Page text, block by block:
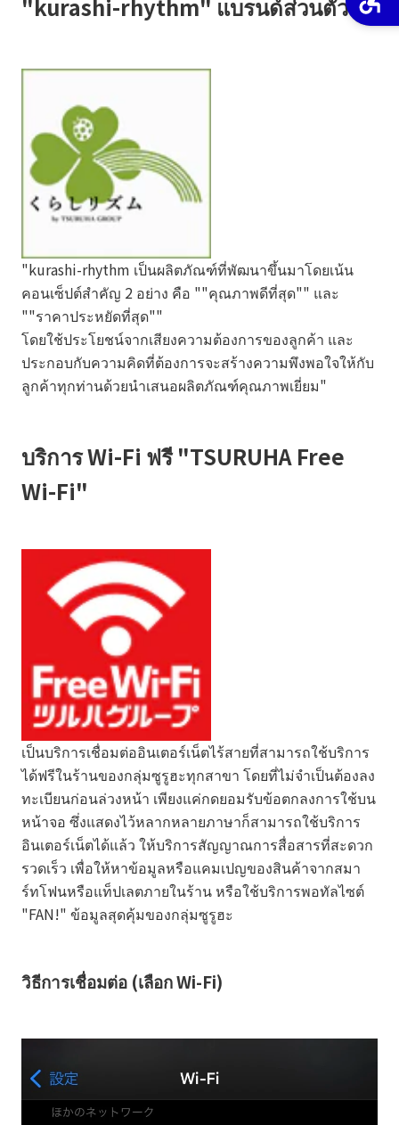
"kurashi-rhythm" แบรนด์ส่วนตัว
"kurashi-rhythm เป็นผลิตภัณฑ์ที่พัฒนาขึ้นมาโดยเน้น
คอนเซ็ปต์สำคัญ 2 อย่าง คือ ""คุณภาพดีที่สุด"" และ
""ราคาประหยัดที่สุด""
โดยใช้ประโยชน์จากเสียงความต้องการของลูกค้า และ
ประกอบกับความคิดที่ต้องการจะสร้างความพึงพอใจให้กับ
ลูกค้าทุกท่านด้วยนำเสนอผลิตภัณฑ์คุณภาพเยี่ยม"
บริการ Wi-Fi ฟรี "TSURUHA Free
Wi-Fi"
เป็นบริการเชื่อมต่ออินเตอร์เน็ตไร้สายที่สามารถใช้บริการ
ได้ฟรีในร้านของกลุ่มซูรูฮะทุกสาขา โดยที่ไม่จำเป็นต้องลง
ทะเบียนก่อนล่วงหน้า เพียงแค่กดยอมรับข้อตกลงการใช้บน
หน้าจอ ซึ่งแสดงไว้หลากหลายภาษาก็สามารถใช้บริการ
อินเตอร์เน็ตได้แล้ว ให้บริการสัญญาณการสื่อสารที่สะดวก
รวดเร็ว เพื่อให้หาข้อมูลหรือแคมเปญของสินค้าจากสมา
ร์ทโฟนหรือแท็ปเลตภายในร้าน หรือใช้บริการพอทัลไซต์
"FAN!" ข้อมูลสุดคุ้มของกลุ่มซูรูฮะ
วิธีการเชื่อมต่อ (เลือก Wi-Fi)